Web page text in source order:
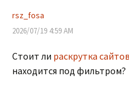
rsz_fosa
2026/07/19 4:59 AM
Стоит ли раскрутка
находится под фильтром?